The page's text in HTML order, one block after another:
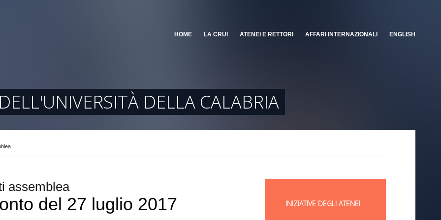
HOME LA CRUI ATENEI E RETTORI AFFARI INTERNAZIONALI ENGLISH
DELLA CALABRIA
assemblea
del 27 luglio 2017 INIZIATIVE DEGLI ATENEI